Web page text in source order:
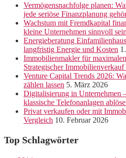
Vermögensnachfolge planen:
jede seriöse Finanzplanung
Wachstum mit Fremdkapital
kleine Unternehmen sinnvoll
Energieberatung
langfristig Energie und Kosten
Immobilienmakler für
Strategischer Immobilienverkauf
Venture Capital Trends 2026:
zählen lassen 5. März 2026
Digitalisierung in Unternehmen
klassische Telefonanlagen
Privat verkaufen oder mit
Vergleich 10. Februar 2026
Top Schlagwörter